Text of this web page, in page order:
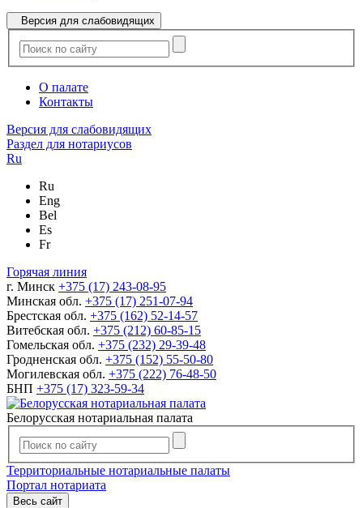
Версия для слабовидящих
О палате
Контакты
Версия для слабовидящих
Раздел для нотариусов
Ru
Ru
Eng
Bel
Es
Fr
Горячая линия
г. Минск +375 (17) 243-08-95
Минская обл. +375 (17) 251-07-94
Брестская обл. +375 (162) 52-14-57
Витебская обл. +375 (212) 60-85-15
Гомельская обл. +375 (232) 29-39-48
Гродненская обл. +375 (152) 55-50-80
Могилевская обл. +375 (222) 76-48-50
БНП +375 (17) 323-59-34
Белорусская нотариальная палата
Территориальные нотариальные палаты
Портал нотариата
Весь сайт